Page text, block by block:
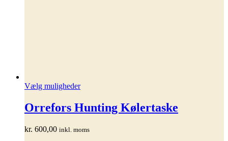
Vælg mulighederDette
har
flere
Mulighederne
Orrefors Hunting Kølertaske
kr. 600,00 inkl. moms